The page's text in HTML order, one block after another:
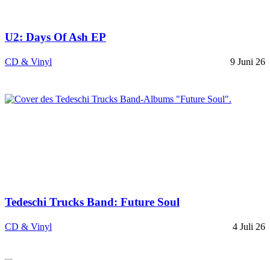
U2: Days Of Ash EP
CD & Vinyl 9 Juni 26
Tedeschi Trucks Band: Future Soul
CD & Vinyl 4 Juli 26